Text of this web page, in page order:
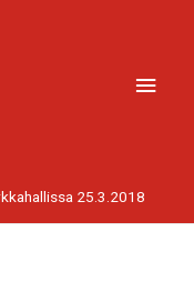
25.3.2018